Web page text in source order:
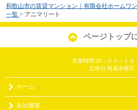
和歌山市の賃貸マンション｜有限会社ホームワン
一覧 > アニマリート
ページトップ
営業時間:10：００～１９
定休日:毎週水曜日
ホーム
会社概要